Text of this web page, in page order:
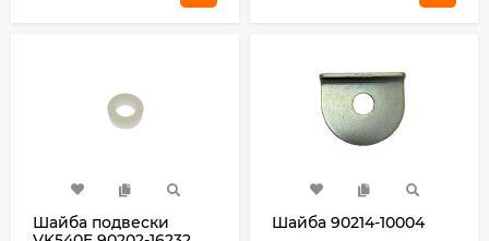
Шайба подвески
Шайба 90214-10004